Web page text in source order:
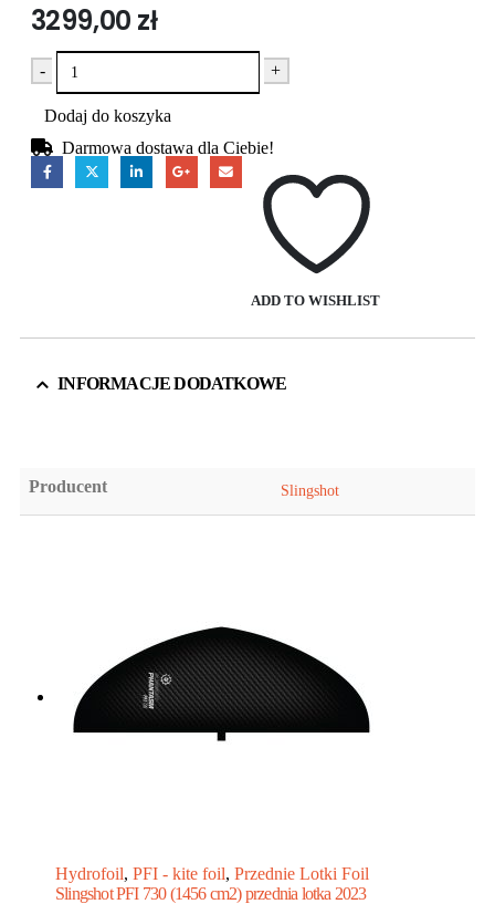
3299,00 zł
- +
Dodaj do koszyka
Darmowa dostawa dla Ciebie!
ADD TO WISHLIST
INFORMACJE DODATKOWE
Producent Slingshot
Hydrofoil, PFI - kite foil, Przednie Lotki Foil
Slingshot PFI 730 (1456 cm2) przednia lotka 2023